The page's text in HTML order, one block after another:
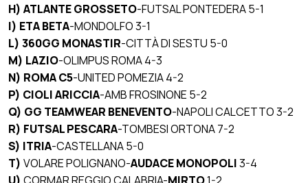
H) ATLANTE GROSSETO-FUTSAL PONTEDERA 5-1
I) ETA BETA-MONDOLFO 3-1
L) 360GG MONASTIR-CITTÀ DI SESTU 5-0
M) LAZIO-OLIMPUS ROMA 4-3
N) ROMA C5-UNITED POMEZIA 4-2
P) CIOLI ARICCIA-AMB FROSINONE 5-2
Q) GG TEAMWEAR BENEVENTO-NAPOLI CALCETTO 3-2
R) FUTSAL PESCARA-TOMBESI ORTONA 7-2
S) ITRIA-CASTELLANA 5-0
T) VOLARE POLIGNANO-AUDACE MONOPOLI3-4